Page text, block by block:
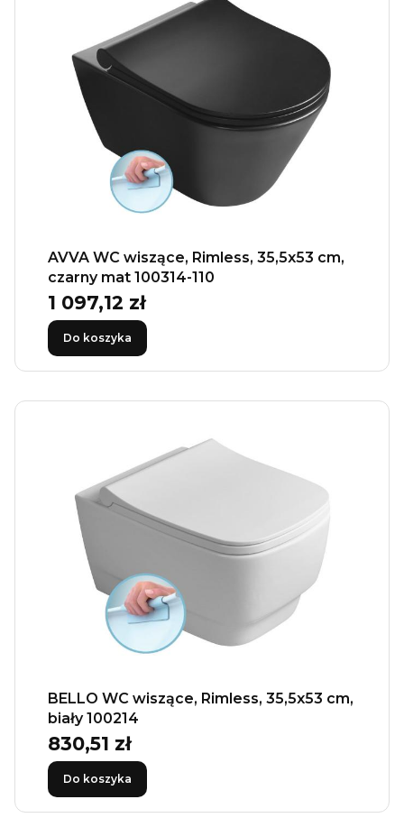
AVVA WC wiszące, Rimless, 35,5x53 cm,
czarny mat 100314-110
Cena
1 097,12 zł
Do koszyka
BELLO WC wiszące, Rimless, 35,5x53 cm,
biały 100214
Cena
830,51 zł
Do koszyka